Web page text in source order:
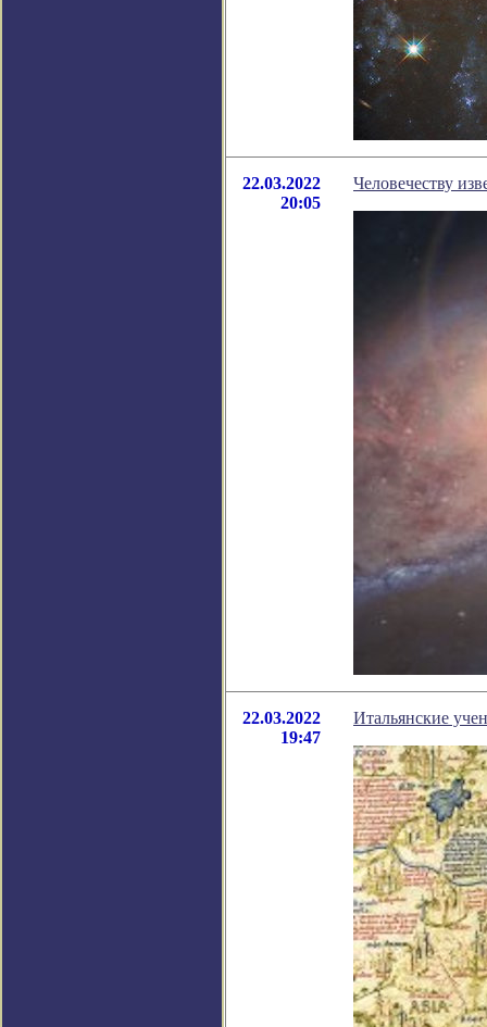
22.03.2022
20:05
Человечеству
22.03.2022
19:47
Итальянские